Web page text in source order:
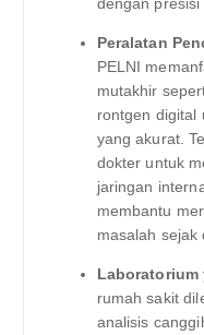
Peralatan
PELNI
mutakhir
rontgen digital
yang akurat.
dokter untuk
jaringan
membantu
masalah sejak
rumah sakit
analisis